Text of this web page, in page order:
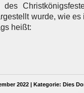
wurde, wie
heißt:
2022 | Kategorie: Dies